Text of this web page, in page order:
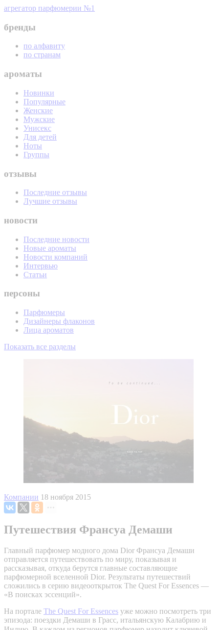
агрегатор парфюмерии №1
бренды
по алфавиту
по странам
ароматы
Новинки
Популярные
Женские
Мужские
Унисекс
Для детей
Ноты
Группы
отзывы
Последние отзывы
Лучшие отзывы
новости
Последние новости
Новые ароматы
Новости компаний
Интервью
Статьи
персоны
Парфюмеры
Дизайнеры флаконов
Лица ароматов
Показать все разделы
Компании 18 ноября 2015
Путешествия Франсуа Демаши
Главный парфюмер модного дома Dior Франсуа Демаши
отправляется путешествовать по миру, показывая и
рассказывая, откуда берутся главные составляющие
парфюмерной вселенной Dior. Результаты путешествий
сложились в серию видеооткрыток The Quest For Essences —
«В поисках эссенций».
На портале The Quest For Essences уже можно посмотреть три
эпизода: поездки Демаши в Грасс, итальянскую Калабрию и